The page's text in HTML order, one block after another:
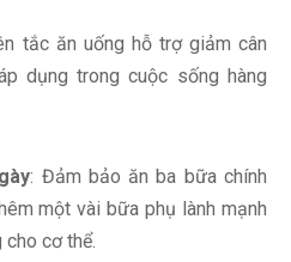
tắc ăn uống hỗ trợ giảm cân
dụng trong cuộc sống hàng
: Đảm bảo ăn ba bữa chính
một vài bữa phụ lành mạnh
cơ thể.